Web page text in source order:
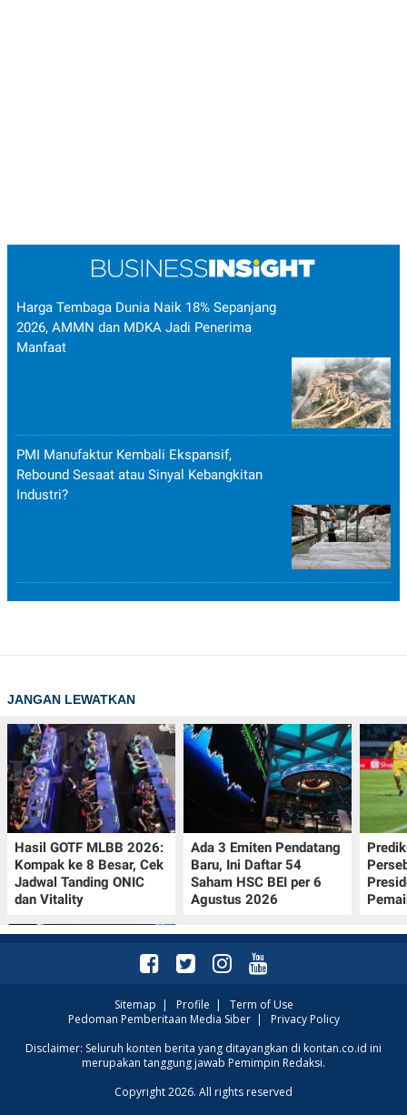
Harga Tembaga Dunia Naik 18% Sepanjang
2026, AMMN dan MDKA Jadi Penerima
Manfaat
PMI Manufaktur Kembali Ekspansif,
Rebound Sesaat atau Sinyal Kebangkitan
Industri?
JANGAN LEWATKAN
Hasil GOTF MLBB 2026:
Kompak ke 8 Besar, Cek
Jadwal Tanding ONIC
dan Vitality
Ada 3 Emiten Pendatang
Baru, Ini Daftar 54
Saham HSC BEI per 6
Agustus 2026
UEFA Terapkan Dua
Aturan Baru di Liga
2026/2027, Ini Detailnya
Sitemap | Profile | Term of Use
Pedoman Pemberitaan Media Siber| Privacy Policy
Disclaimer: Seluruh konten berita yang ditayangkan di kontan.co.id ini
merupakan tanggung jawab Pemimpin Redaksi.
Copyright 2026. All rights reserved